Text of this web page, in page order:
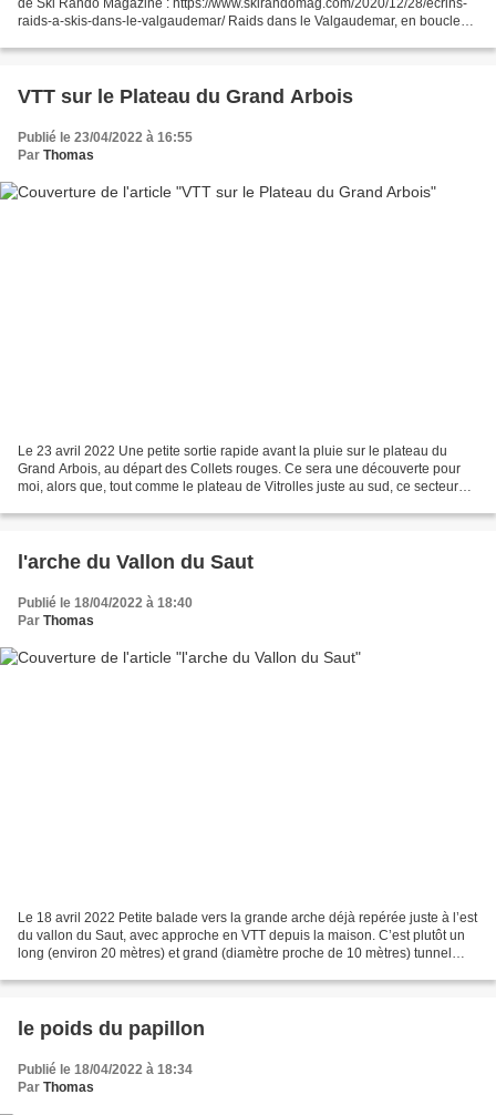
raids-a-skis-dans-le-valgaudemar/ Raids dans le Valgaudemar, en boucles
VTT sur le Plateau du Grand Arbois
Publié le 23/04/2022 à 16:55
Par Thomas
Le 23 avril 2022 Une petite sortie rapide avant la pluie sur le plateau du
Grand Arbois, au départ des Collets rouges. Ce sera une découverte pour
moi, alors que, tout comme le plateau de Vitrolles juste au sud, ce secteur
l'arche du Vallon du Saut
Publié le 18/04/2022 à 18:40
Par Thomas
Le 18 avril 2022 Petite balade vers la grande arche déjà repérée juste à l’est
du vallon du Saut, avec approche en VTT depuis la maison. C’est plutôt un
long (environ 20 mètres) et grand (diamètre proche de 10 mètres) tunnel
le poids du papillon
Publié le 18/04/2022 à 18:34
Par Thomas